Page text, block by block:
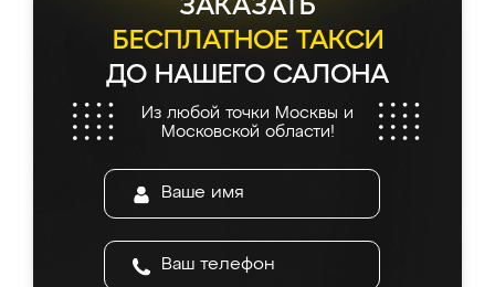
ЗАКАЗАТЬ
БЕСПЛАТНОЕ ТАКСИ
ДО НАШЕГО САЛОНА
Из любой точки Москвы и
Московской области!